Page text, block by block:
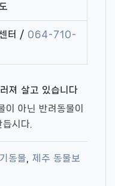
터 / 064-710-
져 살고 있습니다
이 아닌 반려동물이
시다.
동물
제주 동물보